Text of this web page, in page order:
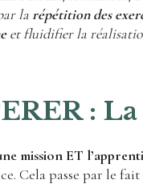
la répétition des
et fluidifier la
:
mission ET
Cela passe par le fait